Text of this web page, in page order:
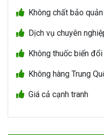
Không chất bảo quản
Dịch vụ chuyên
Không thuốc biến
Không hàng Trung
Giá cả cạnh tranh